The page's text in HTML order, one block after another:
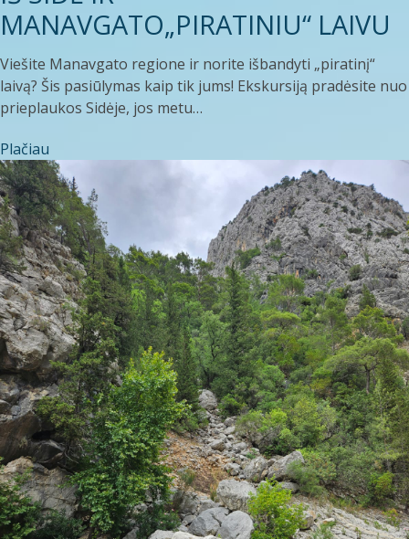
MANAVGATO„PIRATINIU“ LAIVU
Viešite Manavgato regione ir norite išbandyti „piratinį“
laivą? Šis pasiūlymas kaip tik jums! Ekskursiją pradėsite nuo
prieplaukos Sidėje, jos metu…
Plačiau